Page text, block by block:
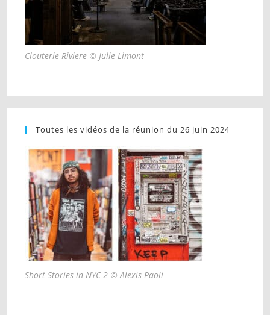
Clouterie Riviere © Julie Limont
Toutes les vidéos de la réunion du 26 juin 2024
Short Stories in NYC 2 © Alexis Paoli